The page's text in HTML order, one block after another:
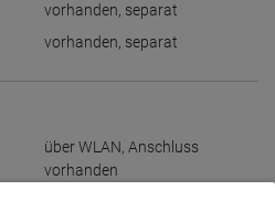
vorhanden, separat
vorhanden, separat
über WLAN, Anschluss
vorhanden